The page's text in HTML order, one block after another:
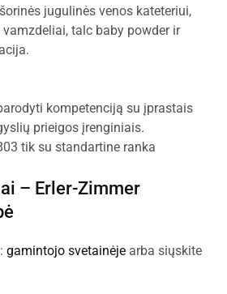
jugulinės venos kateteriui,
vamzdeliai, talc baby powder ir
kompetenciją su įprastais
prieigos įrenginiais.
tik su standartine ranka
– Erler-Zimmer
gamintojo svetainėje arba siųskite